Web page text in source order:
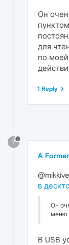
Он
для
по
1 Reply
?
A
в
Он
меню
В USB